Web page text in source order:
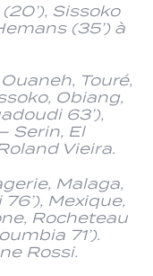
Sissoko
(35’) à
Touré,
Obiang,
63’),
Serin, El
Vieira.
Malaga,
Mexique,
Rocheteau
71’).
Rossi.